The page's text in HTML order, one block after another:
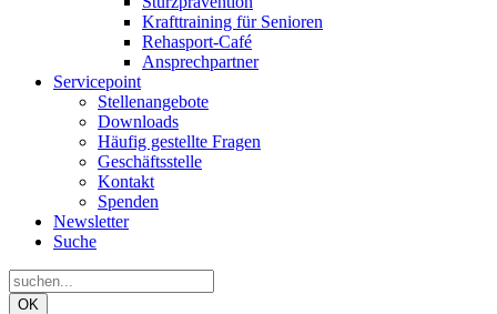
Krafttraining für Senioren
Rehasport-Café
Ansprechpartner
Servicepoint
Stellenangebote
Downloads
Häufig gestellte Fragen
Geschäftsstelle
Kontakt
Spenden
Newsletter
Suche
OK